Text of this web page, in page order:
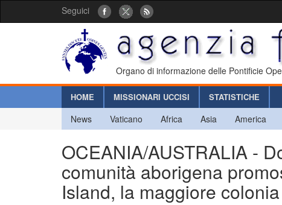
Seguici
Organo di informazione delle Pontificie
HOME MISSIONARI UCCISI STATISTICHE
News Vaticano Africa Asia America
OCEANIA/AUSTRALIA -
comunità aborigena
Island, la maggiore